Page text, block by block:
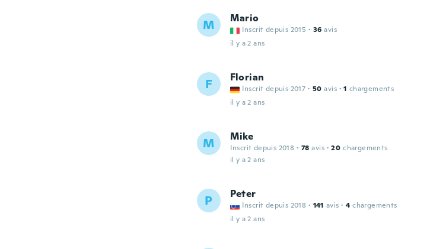
M Mario
Inscrit depuis 2015 · 36 avis
il y a 2 ans
F Florian
Inscrit depuis 2017 · 50 avis · 1 chargements
il y a 2 ans
M Mike
Inscrit depuis 2018 · 78 avis · 20 chargements
il y a 2 ans
P Peter
Inscrit depuis 2018 · 141 avis · 4 chargements
il y a 2 ans